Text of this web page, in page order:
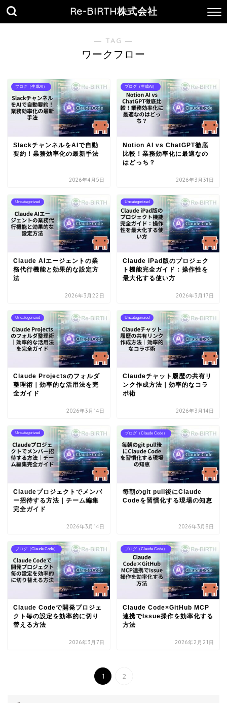
Re-BIRTH株式会社
― TAG ―
ワークフロー
ブログ（生成AI）
SlackチャンネルをAIで自動
要約！業務効率化の最新手法
2026年4月5日
ブログ（生成AI）
Notion AI vs ChatGPT徹底
比較！業務効率化に最適なの
はどっち？
2026年3月31日
Uncategorized
Claude AIエージェントの業
務代行機能と効果的な設定方
法
2026年3月22日
Uncategorized
Claude iPad版のプロジェク
ト機能完全ガイド：操作性を
最大化する使い方
2026年3月17日
Uncategorized
Claude Projectsのフォルダ
整理術｜効率的な活用法を完
全ガイド
2026年3月14日
Uncategorized
Claudeチャット履歴の共有リ
ンク作成方法｜効率的なコラ
ボ術
2026年3月14日
Uncategorized
Claudeプロジェクトでメンバ
ー招待する方法｜チーム編集
完全ガイド
2026年3月14日
ブログ（Claude Code）
毎朝のgit pull後にClaude
Codeを習慣化する現場の知恵
2026年3月8日
ブログ（Claude Code）
Claude Codeで開発プロジェ
クト毎の設定を効率的に切り
替える方法
2026年3月7日
ブログ（Claude Code）
Claude Code×GitHub MCP
連携でIssue操作を効率化する
方法
2026年2月21日
1 2